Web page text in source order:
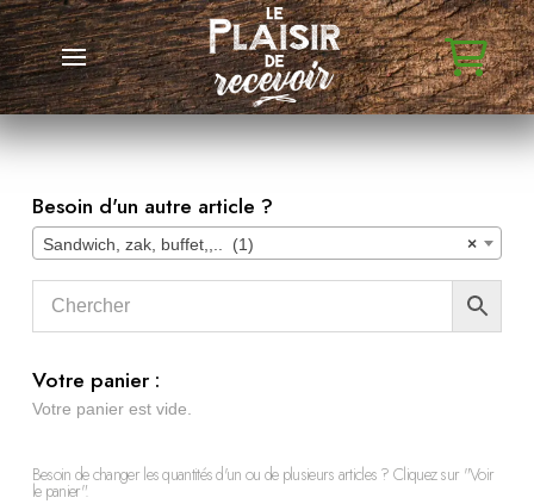
Besoin d'un autre article ?
×
Sandwich, zak, buffet,,.. (1)
Votre panier :
Votre panier est vide.
Besoin de changer les quantités d'un ou de plusieurs articles ? Cliquez sur "Voir
le panier".